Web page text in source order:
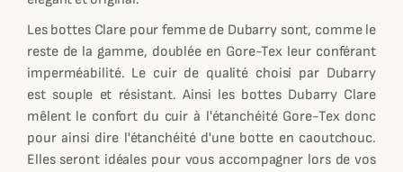
Les bottes Clare pour femme de Dubarry sont, comme le
reste de la gamme, doublée en Gore-Tex leur conférant
imperméabilité. Le cuir de qualité choisi par Dubarry
est souple et résistant. Ainsi les bottes Dubarry Clare
mêlent le confort du cuir à l'étanchéité Gore-Tex donc
pour ainsi dire l'étanchéité d'une botte en caoutchouc.
Elles seront idéales pour vous accompagner lors de vos